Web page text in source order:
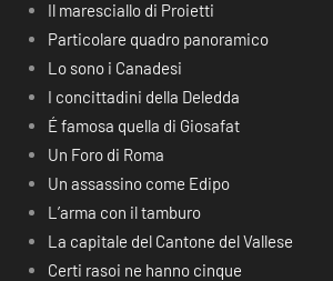
Il maresciallo di Proietti
Particolare quadro panoramico
Lo sono i Canadesi
I concittadini della Deledda
É famosa quella di Giosafat
Un Foro di Roma
Un assassino come Edipo
L’arma con il tamburo
La capitale del Cantone del Vallese
Certi rasoi ne hanno cinque